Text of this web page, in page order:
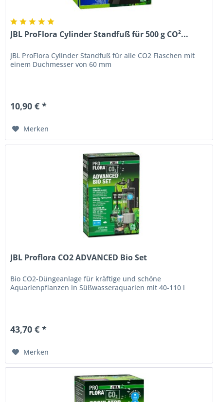
JBL ProFlora Cylinder Standfuß für 500 g CO²...
JBL ProFlora Cylinder Standfuß für alle CO2 Flaschen mit
einem Duchmesser von 60 mm
10,90 € *
Merken
JBL Proflora CO2 ADVANCED Bio Set
Bio CO2-Düngeanlage für kräftige und schöne
Aquarienpflanzen in Süßwasseraquarien mit 40-110 l
43,70 € *
Merken